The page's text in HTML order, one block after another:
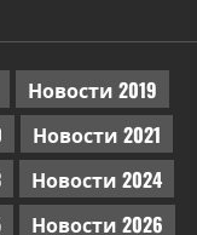
Новости 2019
Новости 2021
Новости 2024
Новости 2026